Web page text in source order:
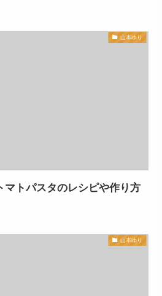
山本ゆり
マトパスタのレシピや作り方
山本ゆり